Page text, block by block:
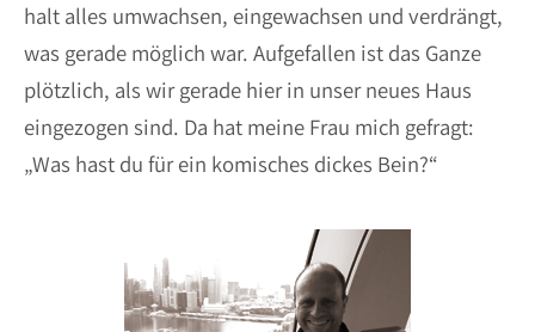
halt alles umwachsen, eingewachsen und verdrängt,
was gerade möglich war. Aufgefallen ist das Ganze
plötzlich, als wir gerade hier in unser neues Haus
eingezogen sind. Da hat meine Frau mich gefragt:
„Was hast du für ein komisches dickes Bein?“